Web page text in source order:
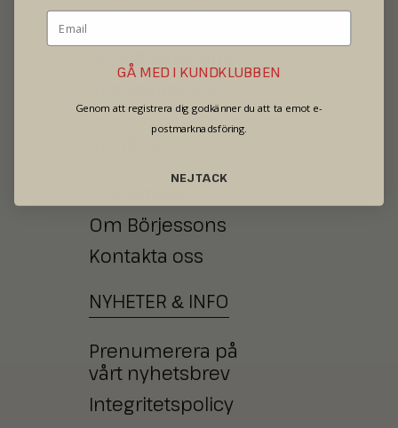
Om Börjessons
Kontakta oss
NYHETER & INFO
Prenumerera på
vårt nyhetsbrev
Integritetspolicy
GÅ MED I KUNDKLUBBEN
Genom att registrera dig godkänner du att ta emot e-
postmarknadsföring.
NEJ TACK